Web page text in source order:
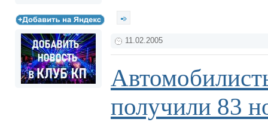
11.02.2005
получили 83